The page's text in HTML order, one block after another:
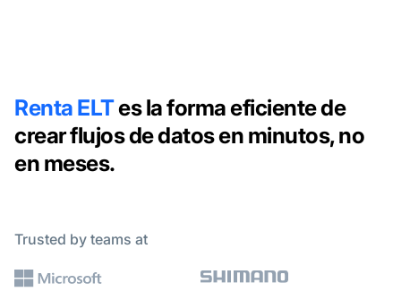
Renta ELTes la forma eficiente de
crear flujos de datos en minutos, no
en meses.
Trusted by teams at